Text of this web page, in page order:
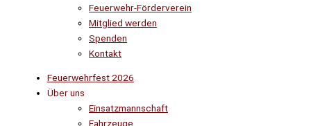
Feuerwehr-Förderverein
Mitglied werden
Spenden
Kontakt
Feuerwehrfest 2026
Über uns
Einsatzmannschaft
Fahrzeuge